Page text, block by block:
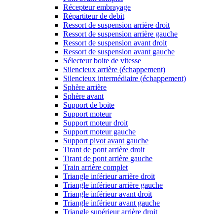
Récepteur embrayage
Répartiteur de debit
Ressort de suspension arrière droit
Ressort de suspension arrière gauche
Ressort de suspension avant droit
Ressort de suspension avant gauche
Sélecteur boite de vitesse
Silencieux arrière (échappement)
Silencieux intermédiaire (échappement)
Sphère arrière
Sphère avant
Support de boite
Support moteur
Support moteur droit
Support moteur gauche
Support pivot avant gauche
Tirant de pont arrière droit
Tirant de pont arrière gauche
Train arrière complet
Triangle inférieur arrière droit
Triangle inférieur arrière gauche
Triangle inférieur avant droit
Triangle inférieur avant gauche
Triangle supérieur arrière droit